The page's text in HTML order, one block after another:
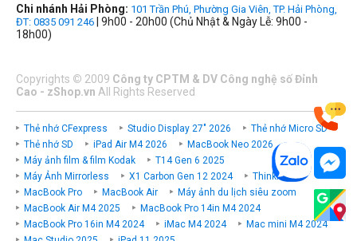
Chi nhánh Hải Phòng: 101 Trần Phú, Phường Gia Viên, TP. Hải Phòng,
ĐT: 0835 091 246 | 9h00 - 20h00 (Chủ Nhật & Ngày Lễ: 9h00 -
18h00)
Copyrights © 2009 Công ty CPTM & DV Công nghệ số Đỉnh
Cao - zShop.vn All Rights Reserved
Thẻ nhớ CFexpress Studio Display 27" 2026
Thẻ nhớ Micro SD
Thẻ nhớ SD
iPad Air M4 2026
MacBook Neo 2026
Máy ảnh film & film Kodak
T14 Gen 6 2025
Máy Ảnh Mirrorless
X1 Carbon Gen 12 2024
ThinkPad P
MacBook Pro
MacBook Air
Máy ảnh du lịch siêu zoom
MacBook Air M4 2025
MacBook Pro 14in M4 2024
MacBook Pro 16in M4 2024
iMac M4 2024
Mac mini M4 2024